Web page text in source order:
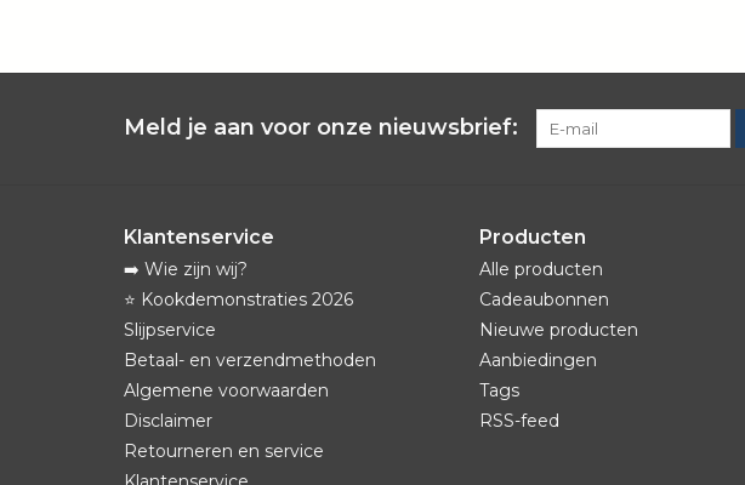
Meld je aan voor onze nieuwsbrief:
Klantenservice
➡️ Wie zijn wij?
⭐️ Kookdemonstraties 2026
Slijpservice
Betaal- en verzendmethoden
Algemene voorwaarden
Disclaimer
Retourneren en service
Producten
Alle producten
Cadeaubonnen
Nieuwe producten
Aanbiedingen
Tags
RSS-feed